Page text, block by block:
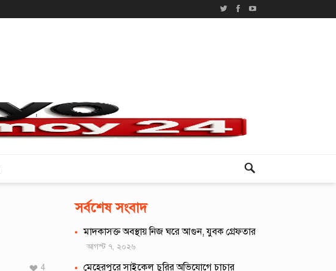
,
4
সর্বশেষ সংবাদ
মাদকাসক্ত অবস্থায় নিজ ঘরে আগুন, যুবক গ্রেফতার
আগস্ট ৭, ২০২৬
মেহেরপুরে সাইকেল চুরির অভিযোগে চাচার